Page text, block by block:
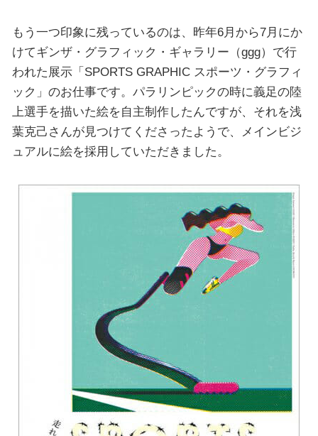
もう一つ印象に残っているのは、昨年6月から7月にか
けてギンザ・グラフィック・ギャラリー（ggg）で行
われた展示「SPORTS GRAPHIC スポーツ・グラフィ
ック」のお仕事です。パラリンピックの時に義足の陸
上選手を描いた絵を自主制作したんですが、それを浅
葉克己さんが見つけてくださったようで、メインビジ
ュアルに絵を採用していただきました。